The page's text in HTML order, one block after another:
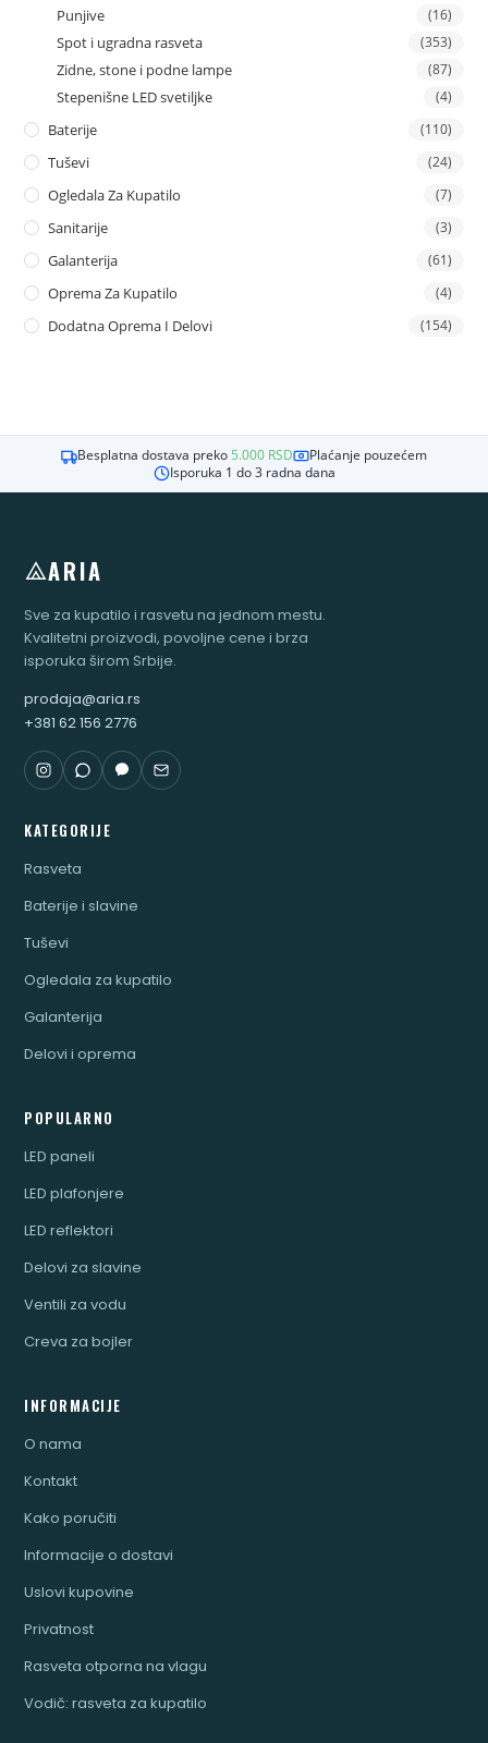
Punjive (16)
Spot i ugradna rasveta (353)
Zidne, stone i podne lampe (87)
Stepenišne LED svetiljke (4)
Baterije (110)
Tuševi (24)
Ogledala Za Kupatilo (7)
Sanitarije (3)
Galanterija (61)
Oprema Za Kupatilo (4)
Dodatna Oprema I Delovi (154)
Besplatna dostava preko 5.000 RSD
Plaćanje pouzećem
Isporuka 1 do 3 radna dana
ARIA
Sve za kupatilo i rasvetu na jednom mestu.
Kvalitetni proizvodi, povoljne cene i brza
isporuka širom Srbije.
prodaja@aria.rs
+381 62 156 2776
KATEGORIJE
Rasveta
Baterije i slavine
Tuševi
Ogledala za kupatilo
Galanterija
Delovi i oprema
POPULARNO
LED paneli
LED plafonjere
LED reflektori
Delovi za slavine
Ventili za vodu
Creva za bojler
INFORMACIJE
O nama
Kontakt
Kako poručiti
Informacije o dostavi
Uslovi kupovine
Privatnost
Rasveta otporna na vlagu
Vodič: rasveta za kupatilo